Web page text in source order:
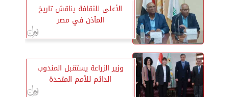
الأعلى للثقافة يناقش تاريخ
المآذن في مصر
وزير الزراعة يستقبل المندوب
الدائم للأمم المتحدة